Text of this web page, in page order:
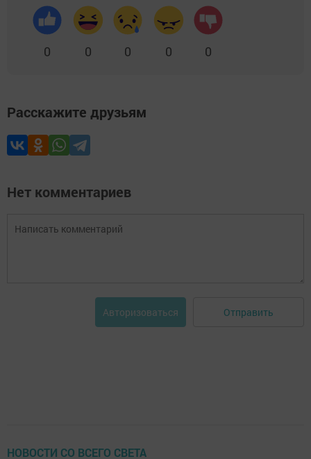
0 0 0 0 0
Расскажите друзьям
Нет комментариев
Авторизоваться Отправить
НОВОСТИ СО ВСЕГО СВЕТА